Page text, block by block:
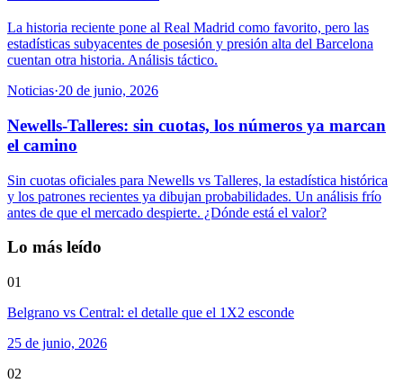
La historia reciente pone al Real Madrid como favorito, pero las
estadísticas subyacentes de posesión y presión alta del Barcelona
cuentan otra historia. Análisis táctico.
Noticias·20 de junio, 2026
Newells-Talleres: sin cuotas, los números ya marcan
el camino
Sin cuotas oficiales para Newells vs Talleres, la estadística histórica
y los patrones recientes ya dibujan probabilidades. Un análisis frío
antes de que el mercado despierte. ¿Dónde está el valor?
Lo más leído
01
Belgrano vs Central: el detalle que el 1X2 esconde
25 de junio, 2026
02